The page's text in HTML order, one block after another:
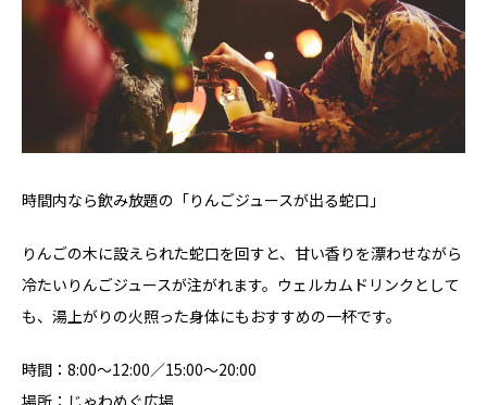
時間内なら飲み放題の「りんごジュースが出る蛇口」
りんごの木に設えられた蛇口を回すと、甘い香りを漂わせながら
冷たいりんごジュースが注がれます。ウェルカムドリンクとして
も、湯上がりの火照った身体にもおすすめの一杯です。
時間：8:00～12:00／15:00〜20:00
場所：じゃわめぐ広場